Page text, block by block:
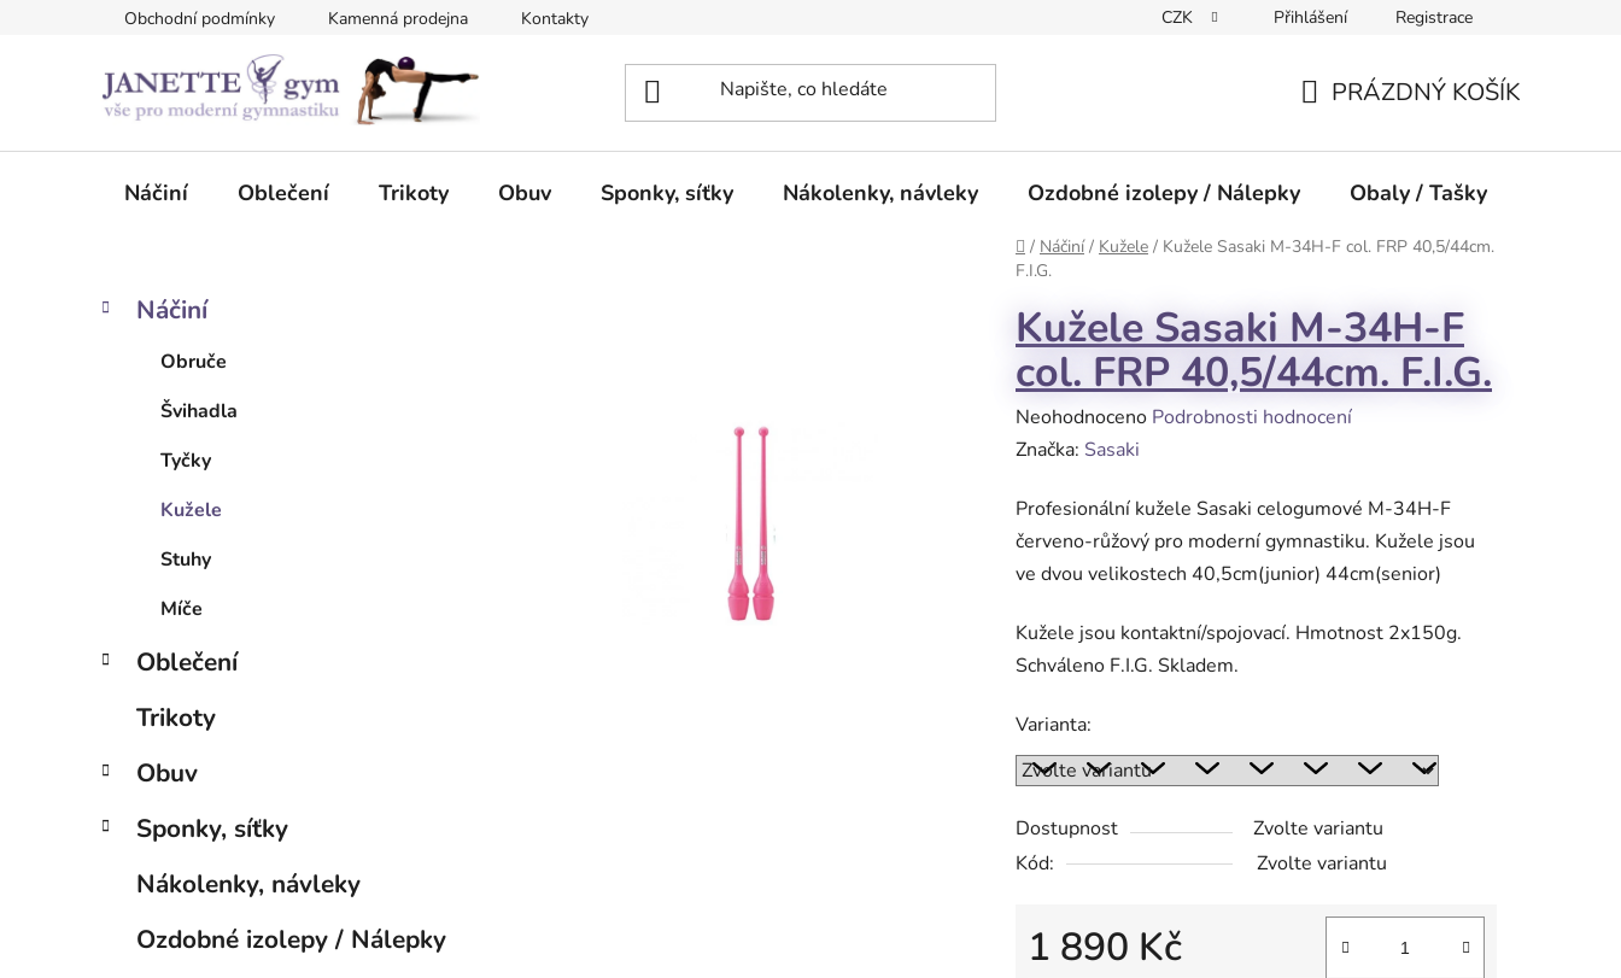
Obchodní podmínky Kamenná prodejna Kontakty CZK Přihlášení Registrace
KOŠÍK
PRÁZDNÝ KOŠÍK
Náčiní Oblečení Trikoty Obuv Sponky, síťky Nákolenky, návleky Ozdobné izolepy / Nálepky Obaly / Tašky
Domů
/ Náčiní / Kužele / Kužele Sasaki M-34H-F col. FRP 40,5/44cm.
F.I.G.
P
e
Přeskočit
kategorie
K
a
Náčiní
Obruče
Švihadla
Tyčky
Kužele
Stuhy
Míče
Oblečení
Trikoty
Obuv
Sponky, síťky
Nákolenky, návleky
Ozdobné izolepy / Nálepky
Kužele Sasaki M-34H-F
col. FRP 40,5/44cm. F.I.G.
Průměrné
hodnocení
je
0,0
z
hvězdiček.
Neohodnoceno Podrobnosti hodnocení
Značka: Sasaki
Profesionální kužele Sasaki celogumové M-34H-F
červeno-růžový pro moderní gymnastiku. Kužele jsou
ve dvou velikostech 40,5cm(junior) 44cm(senior)
Kužele jsou kontaktní/spojovací. Hmotnost 2x150g.
Schváleno F.I.G. Skladem.
Varianta:
Dostupnost
Zvolte variantu
Kód:
Zvolte variantu
1 890 Kč